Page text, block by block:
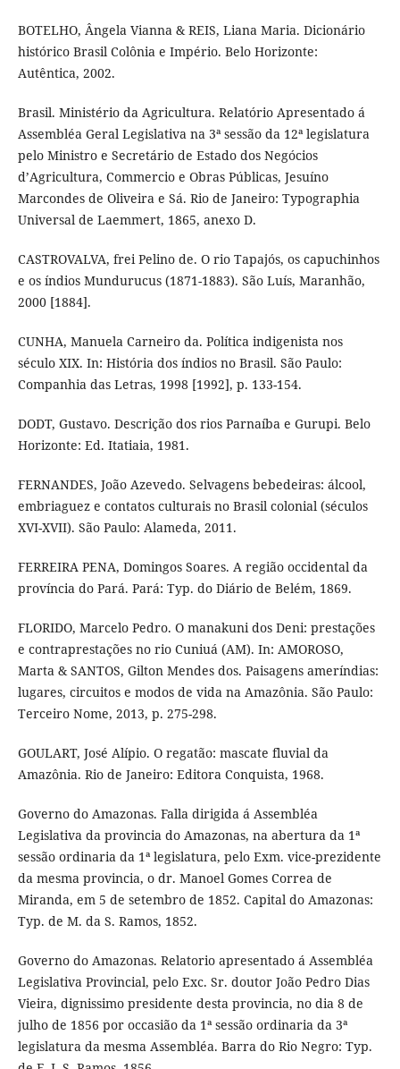
BOTELHO, Ângela Vianna & REIS, Liana Maria. Dicionário
histórico Brasil Colônia e Império. Belo Horizonte:
Autêntica, 2002.
Brasil. Ministério da Agricultura. Relatório Apresentado á
Assembléa Geral Legislativa na 3ª sessão da 12ª legislatura
pelo Ministro e Secretário de Estado dos Negócios
d’Agricultura, Commercio e Obras Públicas, Jesuíno
Marcondes de Oliveira e Sá. Rio de Janeiro: Typographia
Universal de Laemmert, 1865, anexo D.
CASTROVALVA, frei Pelino de. O rio Tapajós, os capuchinhos
e os índios Mundurucus (1871-1883). São Luís, Maranhão,
2000 [1884].
CUNHA, Manuela Carneiro da. Política indigenista nos
século XIX. In: História dos índios no Brasil. São Paulo:
Companhia das Letras, 1998 [1992], p. 133-154.
DODT, Gustavo. Descrição dos rios Parnaíba e Gurupi. Belo
Horizonte: Ed. Itatiaia, 1981.
FERNANDES, João Azevedo. Selvagens bebedeiras: álcool,
embriaguez e contatos culturais no Brasil colonial (séculos
XVI-XVII). São Paulo: Alameda, 2011.
FERREIRA PENA, Domingos Soares. A região occidental da
província do Pará. Pará: Typ. do Diário de Belém, 1869.
FLORIDO, Marcelo Pedro. O manakuni dos Deni: prestações
e contraprestações no rio Cuniuá (AM). In: AMOROSO,
Marta & SANTOS, Gilton Mendes dos. Paisagens ameríndias:
lugares, circuitos e modos de vida na Amazônia. São Paulo:
Terceiro Nome, 2013, p. 275-298.
GOULART, José Alípio. O regatão: mascate fluvial da
Amazônia. Rio de Janeiro: Editora Conquista, 1968.
Governo do Amazonas. Falla dirigida á Assembléa
Legislativa da provincia do Amazonas, na abertura da 1ª
sessão ordinaria da 1ª legislatura, pelo Exm. vice-prezidente
da mesma provincia, o dr. Manoel Gomes Correa de
Miranda, em 5 de setembro de 1852. Capital do Amazonas:
Typ. de M. da S. Ramos, 1852.
Governo do Amazonas. Relatorio apresentado á Assembléa
Legislativa Provincial, pelo Exc. Sr. doutor João Pedro Dias
Vieira, dignissimo presidente desta provincia, no dia 8 de
julho de 1856 por occasião da 1ª sessão ordinaria da 3ª
legislatura da mesma Assembléa. Barra do Rio Negro: Typ.